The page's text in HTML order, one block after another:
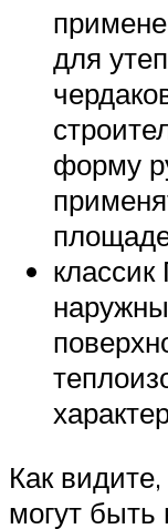
для
форму
Как
могут